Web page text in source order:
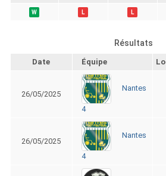
W L L
Résultats
Date Équipe
26/05/2025
Nantes
4
26/05/2025
Nantes
4